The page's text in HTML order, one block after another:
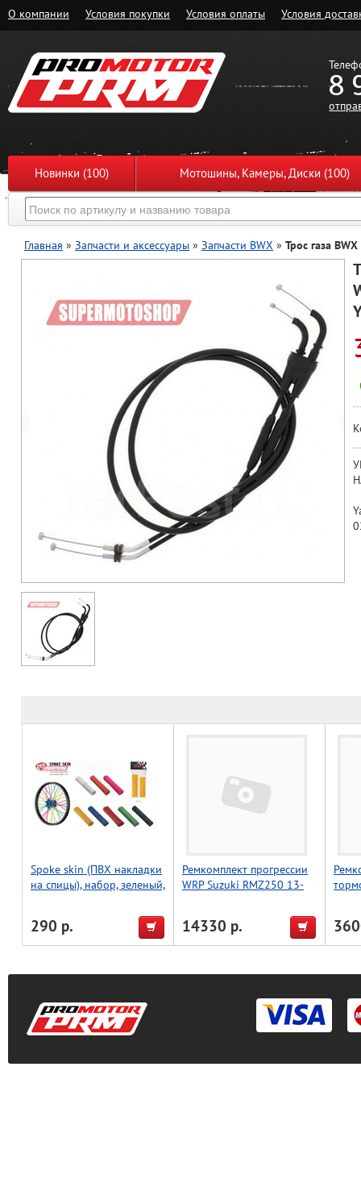
О компании Условия покупки Условия оплаты Условия
8
Новинки (100) Мотошины, Камеры, Диски (100)
Главная » Запчасти и аксессуары » Запчасти BWX » Трос газа
Spoke skin (ПВХ накладки
на спицы), набор, зеленый,
290 р.
Ремкомплект прогрессии
WRP Suzuki RMZ250 13-
14330 р.